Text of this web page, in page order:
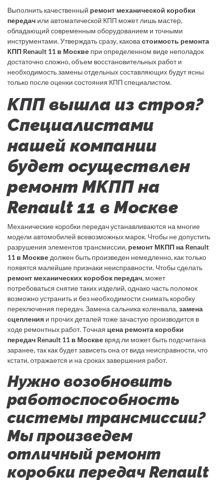
Выполнить качественный ремонт механической коробки
передач или автоматической КПП может лишь мастер,
обладающий современным оборудованием и точными
инструментами. Утверждать сразу, какова стоимость ремонта
КПП Renault 11 в Москве при определенном виде неполадок
достаточно сложно, объем восстановительных работ и
необходимость замены отдельных составляющих будут ясны
только после оценки состояния КПП специалистом.
КПП вышла из строя?
Специалистами
нашей компании
будет осуществлен
ремонт МКПП на
Renault 11 в Москве
Механические коробки передач устанавливаются на многие
модели автомобилей всевозможных марок. Чтобы не допустить
разрушения элементов трансмиссии, ремонт МКПП на Renault
11 в Москве должен быть произведен немедленно, как только
появятся малейшие признаки неисправности. Чтобы сделать
ремонт механических коробок передач, может
потребоваться снятие таких изделий, однако часть поломок
возможно устранить и без необходимости снимать коробку
переключения передач. Замена сальника коленвала,замена
сцепления и прочих деталей тоже зачастую производится в
ходе ремонтных работ. Точная цена ремонта коробки
передач Renault 11 в Москве вряд ли может быть подсчитана
заранее, так как будет зависеть она от вида неисправности, что
кстати, отражается и на сроках завершения работ.
Нужно возобновить
работоспособность
системы трансмиссии?
Мы произведем
отличный ремонт
коробки передач Renault